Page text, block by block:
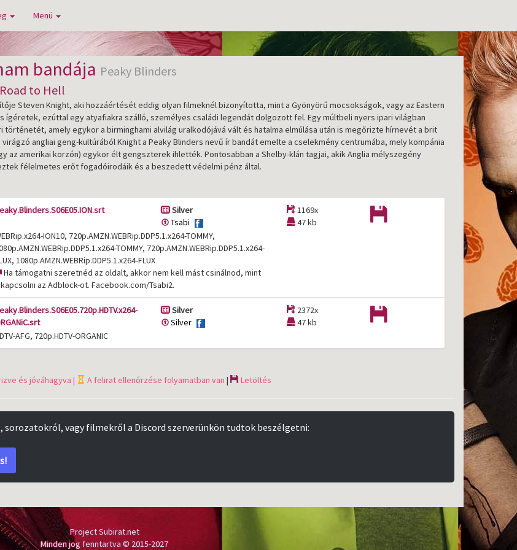
Menü
bandája Peaky Blinders
to Hell
Steven Knight, aki hozzáértését eddig olyan filmeknél bizonyította, mint a Gyönyörű mocsokságok, vagy az Eastern
ígéretek, ezúttal egy atyafiakra szálló, személyes családi legendát dolgozott fel. Egy múltbeli nyers ipari világban
történetét, amely egykor a birminghami alvilág uralkodójává vált és hatalma elmúlása után is megőrizte hírnevét a brit
virágzó angliai geng-kultúrából Knight a Peaky Blinders nevű ír bandát emelte a cselekmény centrumába, mely kompánia
az amerikai korzón) egykor élt gengszterek ihlették. Pontosabban a Shelby-klán tagjai, akik Anglia mélyszegény
félelmetes erőt fogadóirodáik és a beszedett védelmi pénz által.
Silver
Tsabi
1169x
47 kb
ION10, 720p.AMZN.WEBRip.DDP5.1.x264-TOMMY,
TOMMY, 720p.AMZN.WEBRip.DDP5.1.x264-
1080p.AMZN.WEBRip.DDP5.1.x264-FLUX
Ha támogatni szeretnéd az oldalt, akkor nem kell mást csinálnod, mint
az Adblock-ot. Facebook.com/Tsabi2.
Silver
Silver
2372x
47 kb
AFG, 720p.HDTV-ORGANIC
és jóváhagyva | A felirat ellenőrzése folyamatban van | Letöltés
vagy filmekről a Discord szerverünkön tudtok beszélgetni:
Project Subirat.net
Minden jog fenntartva © 2015-2027